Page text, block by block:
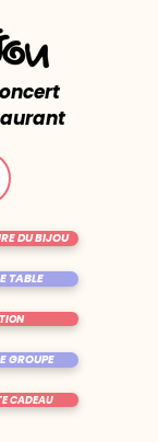
TABLE
CADEAU
DU BIJOU
GROUPE